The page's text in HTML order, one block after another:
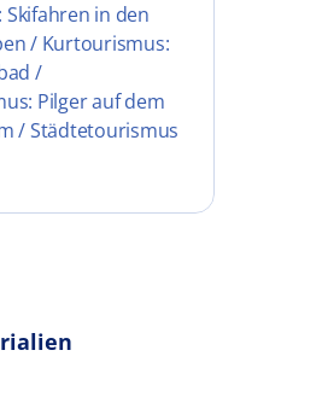
in den
/ Kurtourismus:
/
Pilger auf dem
/ Städtetourismus